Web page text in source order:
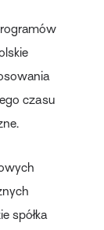
czasu
spółka